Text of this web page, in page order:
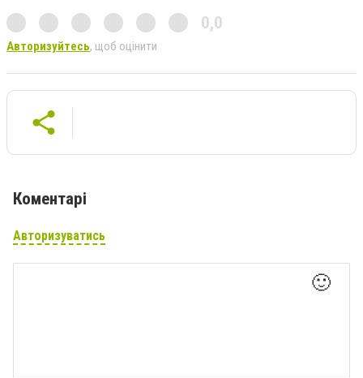
0,0
Авторизуйтесь, щоб оцінити
Коментарі
Авторизуватись
🙂